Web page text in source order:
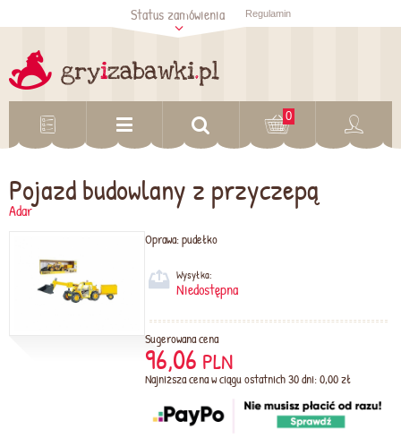
Sprawdź status
zamówienia
Status zamówienia Regulamin
0
Pojazd budowlany z przyczepą
Adar
Oprawa:pudełko
Wysyłka:
Niedostępna
Sugerowana cena
96,06 PLN
Najniższa cena w ciągu ostatnich 30 dni: 0,00 zł